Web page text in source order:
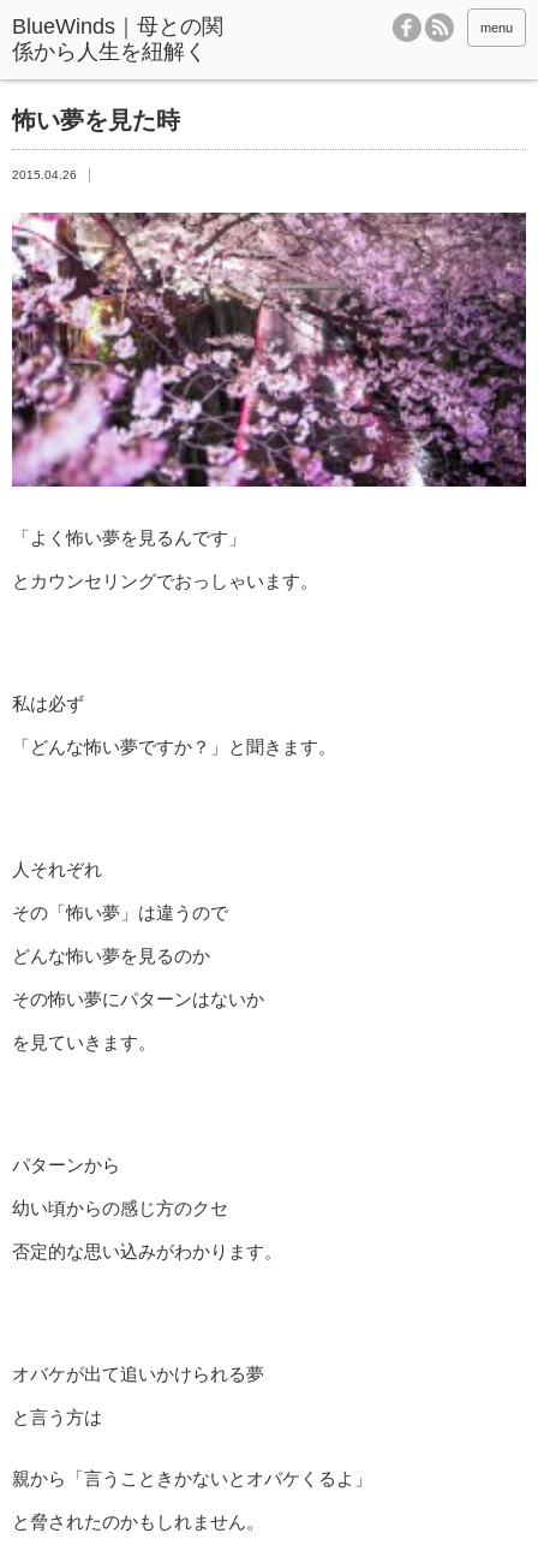
BlueWinds｜母との関
係から人生を紐解く
menu
怖い夢を見た時
2015.04.26
「よく怖い夢を見るんです」
とカウンセリングでおっしゃいます。
私は必ず
「どんな怖い夢ですか？」と聞きます。
人それぞれ
その「怖い夢」は違うので
どんな怖い夢を見るのか
その怖い夢にパターンはないか
を見ていきます。
パターンから
幼い頃からの感じ方のクセ
否定的な思い込みがわかります。
オバケが出て追いかけられる夢
と言う方は
親から「言うこときかないとオバケくるよ」
と脅されたのかもしれません。